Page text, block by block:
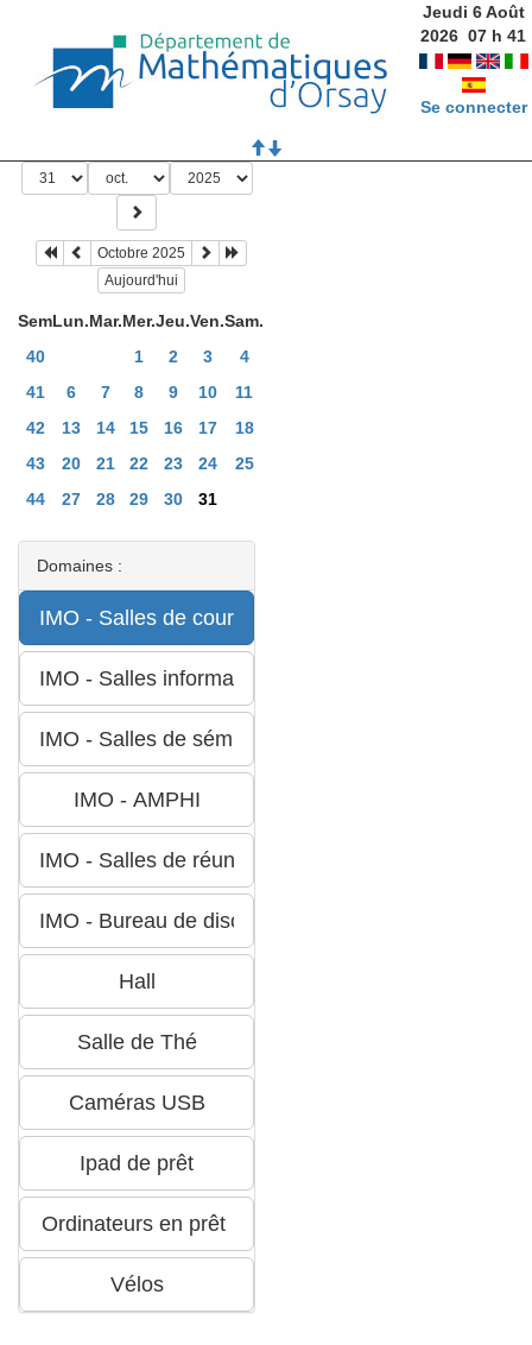
Jeudi 6 Août
2026 07 h41
Se connecter
Octobre 2025
Aujourd'hui
SemLun.Mar.Mer.Jeu.Ven.Sam.
40
1 2 3
4
41
6 7 8 9 10
11
42
13 14 15 16 17
18
43
20 21 22 23 24
25
44
27 28 29 30 31
Domaines :